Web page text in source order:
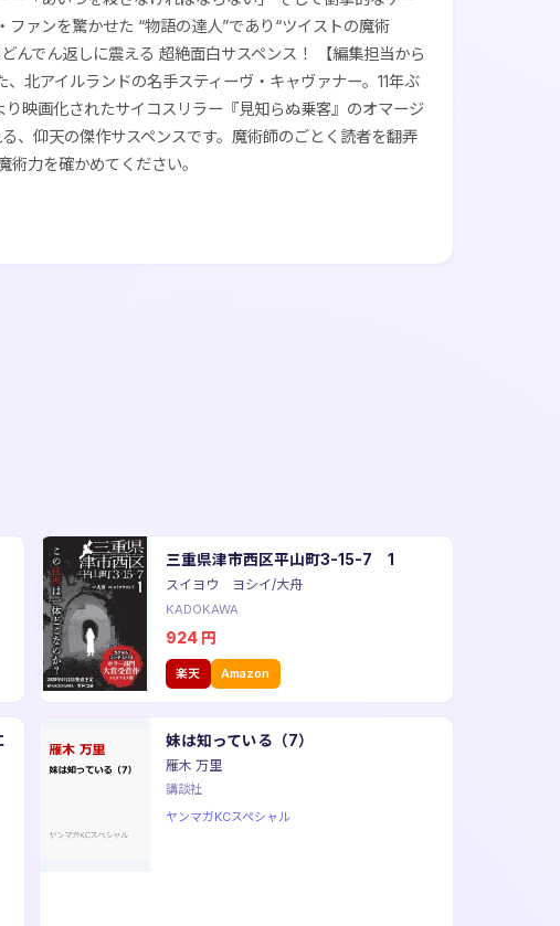
ァンを驚かせた “物語の達人”であり“ツイストの魔術
んでん返しに震える 超絶面白サスペンス！ 【編集担当から
北アイルランドの名手スティーヴ・キャヴァナー。11年ぶ
映画化されたサイコスリラー『見知らぬ乗客』のオマージ
、仰天の傑作サスペンスです。魔術師のごとく読者を翻弄
力を確かめてください。
三重県津市西区平山町3-15-7 1
スイヨウ ヨシイ/大舟
KADOKAWA
924 円
楽天 Amazon
妹は知っている（7）
雁木 万里
講談社
ヤンマガKCスペシャル